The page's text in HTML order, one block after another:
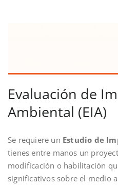
Evaluación de
Ambiental (EIA)
Se requiere un Estudio de
tienes entre manos un
modificación o habilitación
significativos sobre el medio